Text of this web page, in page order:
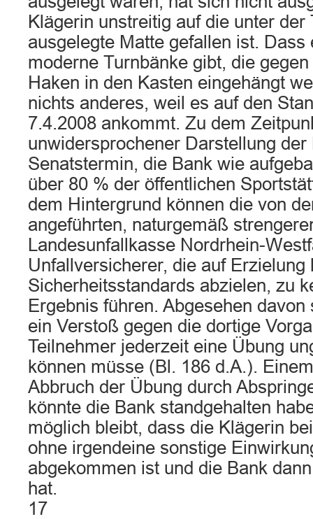
Klägerin unstreitig auf die unter der
ausgelegte Matte gefallen ist. Dass
moderne Turnbänke gibt, die
Haken in den Kasten eingehängt
nichts anderes, weil es auf den
7.4.2008 ankommt. Zu dem
unwidersprochener Darstellung der
Senatstermin, die Bank wie
über 80 % der öffentlichen
dem Hintergrund können die von
angeführten, naturgemäß
Landesunfallkasse Nordrhein-
Unfallversicherer, die auf Erzielung
Sicherheitsstandards abzielen, zu
Ergebnis führen. Abgesehen
ein Verstoß gegen die dortige
Teilnehmer jederzeit eine Übung
können müsse (Bl. 186 d.A.).
Abbruch der Übung durch
könnte die Bank standgehalten
möglich bleibt, dass die Klägerin
ohne irgendeine sonstige
abgekommen ist und die Bank
hat.
17